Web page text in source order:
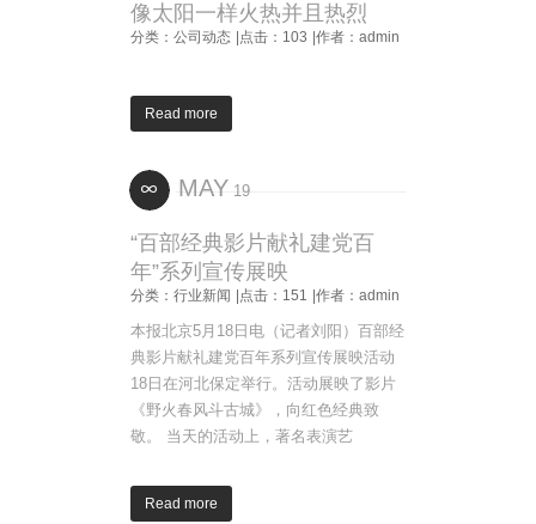
像太阳一样火热并且热烈
分类：公司动态 |点击：103 |作者：admin
Read more
MAY 19
“百部经典影片献礼建党百
年”系列宣传展映
分类：行业新闻 |点击：151 |作者：admin
本报北京5月18日电（记者刘阳）百部经
典影片献礼建党百年系列宣传展映活动
18日在河北保定举行。活动展映了影片
《野火春风斗古城》，向红色经典致
敬。 当天的活动上，著名表演艺
Read more